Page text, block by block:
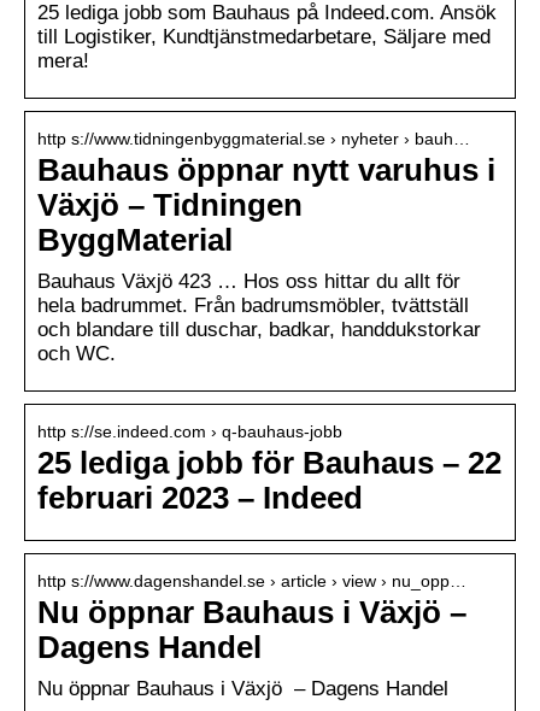
25 lediga jobb som Bauhaus på Indeed.com. Ansök
till Logistiker, Kundtjänstmedarbetare, Säljare med
mera!
http s://www.tidningenbyggmaterial.se › nyheter › bauh…
Bauhaus öppnar nytt varuhus i
Växjö – Tidningen
ByggMaterial
Bauhaus Växjö 423 … Hos oss hittar du allt för
hela badrummet. Från badrumsmöbler, tvättställ
och blandare till duschar, badkar, handdukstorkar
och WC.
http s://se.indeed.com › q-bauhaus-jobb
25 lediga jobb för Bauhaus – 22
februari 2023 – Indeed
http s://www.dagenshandel.se › article › view › nu_opp…
Nu öppnar Bauhaus i Växjö –
Dagens Handel
Nu öppnar Bauhaus i Växjö – Dagens Handel